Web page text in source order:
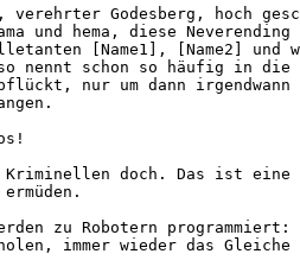
Godesberg, hoch
und hema, diese
[Name1], [Name2]
nennt schon so häufig in
nur um dann
Kriminellen doch. Das ist eine
ermüden.
zu Robotern
immer wieder das